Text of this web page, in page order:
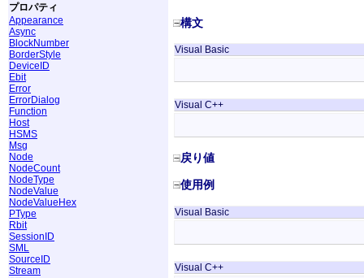
プロパティ
Appearance
Async
BlockNumber
BorderStyle
DeviceID
Ebit
Error
ErrorDialog
Function
Host
HSMS
Msg
Node
NodeCount
NodeType
NodeValue
NodeValueHex
PType
Rbit
SessionID
SML
SourceID
Stream
構文
Visual Basic
Visual C++
戻り値
使用例
Visual Basic
Visual C++